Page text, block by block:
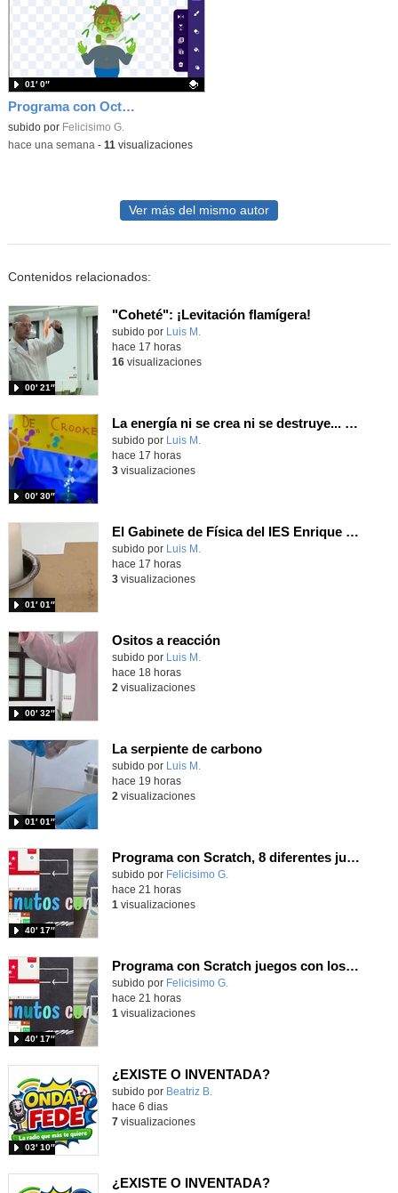
Programa con OctoStudio, un juego homenajeando al House of the dead con Zombies
Contenido educativo.
subido por Felicisimo G.
01′ 0″
-hace una semana - 11 visualizaciones
Ver más del mismo autor
Contenidos relacionados:
"Coheté": ¡Levitación flamígera!
Contenido educativo.
subido por Luis M.
00′ 21″
hace 17 horas
16visualizaciones
La energía ni se crea ni se destruye... ¡se experimenta! El Tierno en la Feria Madrid es Ciencia 2026
Contenido educativo.
subido por Luis M.
00′ 30″
hace 17 horas
3visualizaciones
El Gabinete de Física del IES Enrique Tierno Galván de Parla (Curso 25-26)
Contenido educativo.
subido por Luis M.
01′ 01″
hace 17 horas
3visualizaciones
Ositos a reacción
Contenido educativo.
subido por Luis M.
00′ 32″
hace 18 horas
2 visualizaciones
La serpiente de carbono
Contenido educativo.
subido por Luis M.
01′ 01″
hace 19 horas
2 visualizaciones
Programa con Scratch, 8 diferentes juegos para vivir la emoción de los partidos de España en el mundial 2026
Contenido educativo.
subido por Felicisimo G.
40′ 17″
hace 21 horas
1 visualizaciones
Programa con Scratch juegos con los partidos del mundial 2026 ganados por España
Contenido educativo.
subido por Felicisimo G.
40′ 17″
hace 21 horas
1 visualizaciones
¿EXISTE O INVENTADA?
Contenido educativo.
subido por Beatriz B.
03′ 10″
hace 6 dias
7visualizaciones
¿EXISTE O INVENTADA?